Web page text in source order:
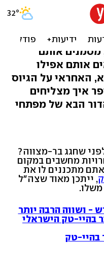
רק חננות
מסמנים אותם
אותם אפילו
האחראי על הגיוס
איך מצליחים
הבא של מפתחי
שחגג בר-מצווה?
מחשבים במקום
מתכננים לו את
, ייתכן מאוד שצה"ל
משלו.
בהיי-טק הישראלי
בהיי-טק